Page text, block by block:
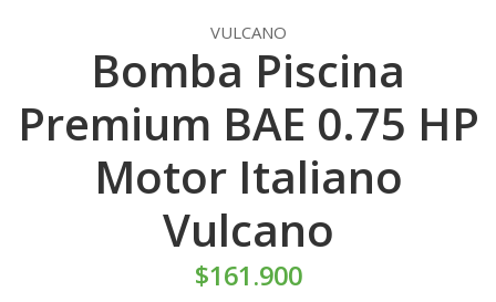
VULCANO
Bomba Piscina
Premium BAE 0.75 HP
Motor Italiano
Vulcano
$161.900